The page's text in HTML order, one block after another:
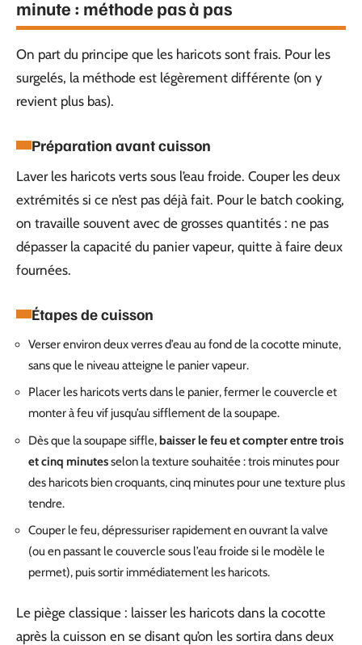
minute : méthode pas à pas
On part du principe que les haricots sont frais. Pour les
surgelés, la méthode est légèrement différente (on y
revient plus bas).
Préparation avant cuisson
Laver les haricots verts sous l’eau froide. Couper les deux
extrémités si ce n’est pas déjà fait. Pour le batch cooking,
on travaille souvent avec de grosses quantités : ne pas
dépasser la capacité du panier vapeur, quitte à faire deux
fournées.
Étapes de cuisson
Verser environ deux verres d’eau au fond de la cocotte minute,
sans que le niveau atteigne le panier vapeur.
Placer les haricots verts dans le panier, fermer le couvercle et
monter à feu vif jusqu’au sifflement de la soupape.
Dès que la soupape siffle, baisser le feu et compter entre trois
et cinq minutesselon la texture souhaitée : trois minutes pour
des haricots bien croquants, cinq minutes pour une texture plus
tendre.
Couper le feu, dépressuriser rapidement en ouvrant la valve
(ou en passant le couvercle sous l’eau froide si le modèle le
permet), puis sortir immédiatement les haricots.
Le piège classique : laisser les haricots dans la cocotte
après la cuisson en se disant qu’on les sortira dans deux